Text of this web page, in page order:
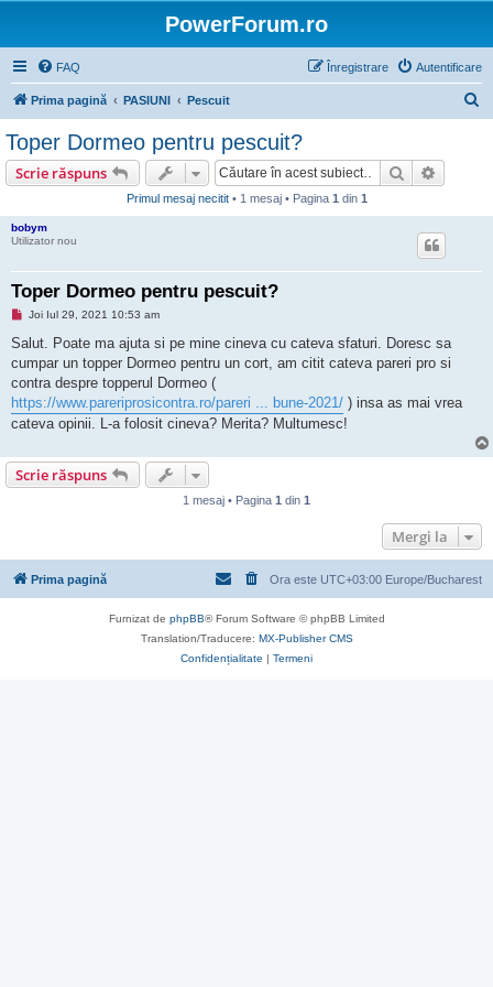
PowerForum.ro
FAQ Autentificare
Înregistrare
Prima pagină PASIUNI Pescuit
Toper Dormeo pentru pescuit?
Scrie răspuns Căutare
Primul mesaj necitit• 1 mesaj • Pagina 1 din 1
bobym
Utilizator nou
Toper Dormeo pentru pescuit?
M
s
j
n
c
i
t
t
Joi Iul 29, 2021 10:53 am
Salut. Poate ma ajuta si pe mine cineva cu cateva sfaturi. Doresc sa
cumpar un topper Dormeo pentru un cort, am citit cateva pareri pro si
contra despre topperul Dormeo (
https://www.pareriprosicontra.ro/pareri ... bune-2021/ ) insa as mai vrea
cateva opinii. L-a folosit cineva? Merita? Multumesc!
Scrie răspuns
1 mesaj • Pagina 1 din 1
Mergi la
Prima pagină Ora este UTC+03:00 Europe/Bucharest
Furnizat de phpBB® Forum Software © phpBB Limited
Translation/Traducere: MX-Publisher CMS
Confidențialitate | Termeni